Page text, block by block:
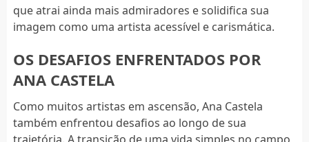
que atrai ainda mais admiradores e solidifica sua
imagem como uma artista acessível e carismática.
OS DESAFIOS ENFRENTADOS POR
ANA CASTELA
Como muitos artistas em ascensão, Ana Castela
também enfrentou desafios ao longo de sua
trajetória. A transição de uma vida simples no campo